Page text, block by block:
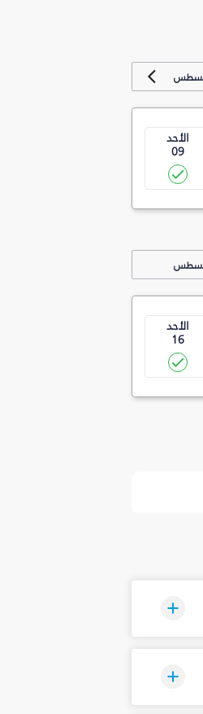
الأحد
09
الأحد
16